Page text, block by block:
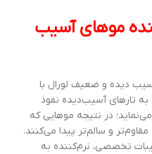
موهای آسیب
دیده و ضعیف لورال با
تارهای آسیب‌دیده نفوذ
در نتیجه موهایی که
و سالم‌تر پیدا می‌کنند.
تخصصی، نرم‌کننده به